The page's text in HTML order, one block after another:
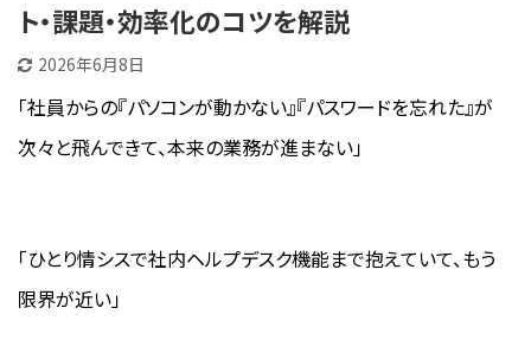
ト・課題・効率化のコツを解説
2026年6月8日
「社員からの『パソコンが動かない』『パスワードを忘れた』が
次々と飛んできて、本来の業務が進まない」
「ひとり情シスで社内ヘルプデスク機能まで抱えていて、もう
限界が近い」